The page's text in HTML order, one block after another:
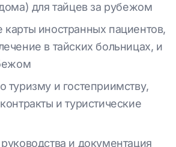
для тайцев за рубежом
иностранных пациентов,
в тайских больницах, и
туризму и гостеприимству,
и туристические
и документация